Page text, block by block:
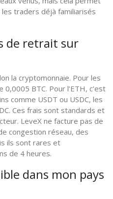
traders déjà familiarisés
de retrait sur
la cryptomonnaie. Pour les
BTC. Pour l’ETH, c’est
comme USDT ou USDC, les
Ces frais sont standards et
LeveX ne facture pas de
congestion réseau, des
ils sont rares et
de 4 heures.
dans mon pays